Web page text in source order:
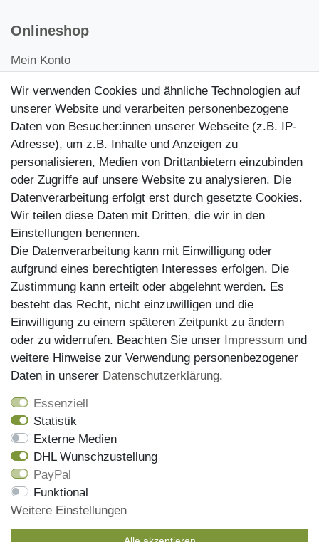
Onlineshop
Mein Konto
Kontakt
Kundenretouren
Reparaturservice
Zahlungsarten
Versand
Wir haben alle Artikel auf Lager und liefern mit unserem
Versandpartner DHL
Bestellungen die bis 13 Uhr eingehen, werden noch am
gleichen Tag versendet, die Sendungsnummer erhalen Sie
Wir verwenden Cookies und ähnliche Technologien auf
unserer Website und verarbeiten personenbezogene
Daten von Besucher:innen unserer Webseite (z.B. IP-
Adresse), um z.B. Inhalte und Anzeigen zu
personalisieren, Medien von Drittanbietern einzubinden
oder Zugriffe auf unsere Website zu analysieren. Die
Datenverarbeitung erfolgt erst durch gesetzte Cookies.
Wir teilen diese Daten mit Dritten, die wir in den
Einstellungen benennen.
Die Datenverarbeitung kann mit Einwilligung oder
aufgrund eines berechtigten Interesses erfolgen. Die
Zustimmung kann erteilt oder abgelehnt werden. Es
besteht das Recht, nicht einzuwilligen und die
Einwilligung zu einem späteren Zeitpunkt zu ändern
oder zu widerrufen. Beachten Sie unser Impressum und
weitere Hinweise zur Verwendung personenbezogener
Daten in unserer Daten­schutz­erklärung.
Essenziell
Statistik
Externe Medien
DHL Wunschzustellung
PayPal
Funktional
Weitere Einstellungen